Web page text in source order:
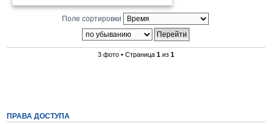
Поле сортировки
3 фото • Страница 1 из 1
ПРАВА ДОСТУПА